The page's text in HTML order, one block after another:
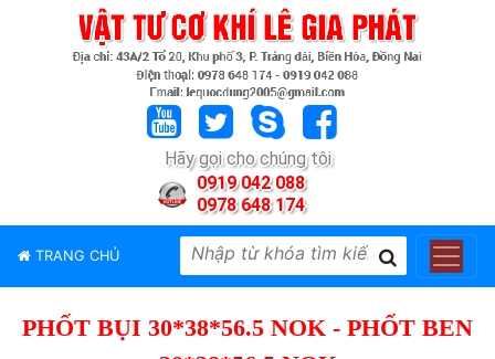
Hãy gọi cho chúng tôi
0919 042 088
0978 648 174
TRANG CHỦ
PHẨM
HIỆU
TIN
PHỐT BỤI 30*38*56.5 NOK - PHỐT BEN